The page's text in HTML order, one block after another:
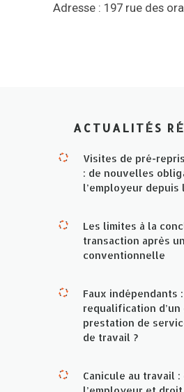
Adresse : 197 rue des
ACTUALITÉS
Visites de pré-
: de nouvelles
l’employeur depuis
Les limites à la
transaction après
conventionnelle
Faux indépendants
requalification
prestation de
de travail ?
Canicule au travail